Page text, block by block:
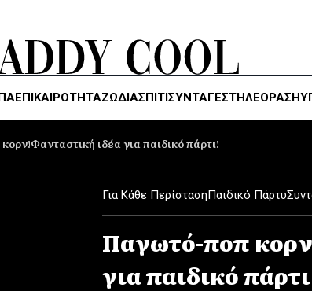
ΕΠΙΚΑΙΡΟΤΗΤΑΖΏΔΙΑΣΠΙΤΙΣΥΝΤΑΓΕΣΤΗΛΕΌΡΑΣΗ
ιδέα για παιδικό πάρτι!
Για Κάθε ΠερίστασηΠαιδικό Πάρτυ
Παγωτό-ποπ
για παιδικό